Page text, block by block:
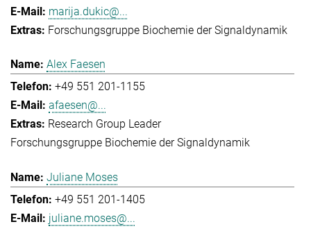
marija.dukic@...
Forschungsgruppe Biochemie der Signaldynamik
Alex Faesen
+49 551 201-1155
afaesen@...
Research Group Leader
Forschungsgruppe Biochemie der Signaldynamik
Juliane Moses
+49 551 201-1405
juliane.moses@...